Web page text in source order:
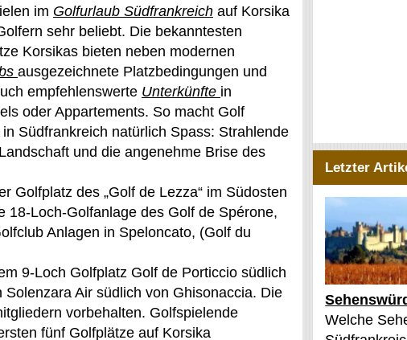
im Golfurlaub Südfrankreich auf Korsika
sehr beliebt. Die bekanntesten
Korsikas bieten neben modernen
ausgezeichnete Platzbedingungen und
empfehlenswerte Unterkünfte in
oder Appartements. So macht Golf
Südfrankreich natürlich Spass: Strahlende
und die angenehme Brise des
Golfplatz des „Golf de Lezza“ im Südosten
18-Loch-Golfanlage des Golf de Spérone,
Anlagen in Speloncato, (Golf du
9-Loch Golfplatz Golf de Porticcio südlich
Air südlich von Ghisonaccia. Die
vorbehalten. Golfspielende
fünf Golfplätze auf Korsika
Letzter
Welche